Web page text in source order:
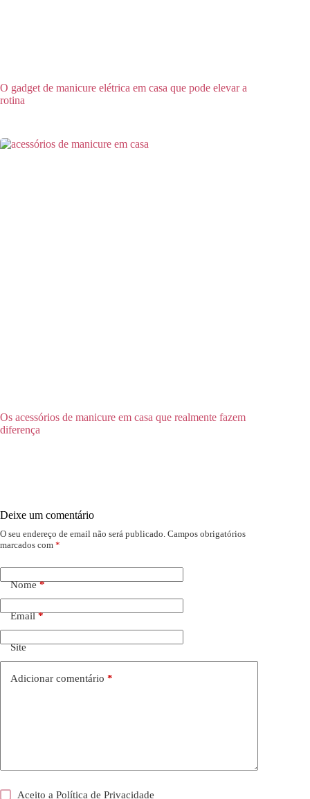
O gadget de manicure elétrica em casa que pode elevar a
rotina
Os acessórios de manicure em casa que realmente fazem
diferença
Deixe um comentário
O seu endereço de email não será publicado. Campos obrigatórios
marcados com *
Nome*
Email*
Site
Adicionar comentário *
Aceito aPolítica de Privacidade